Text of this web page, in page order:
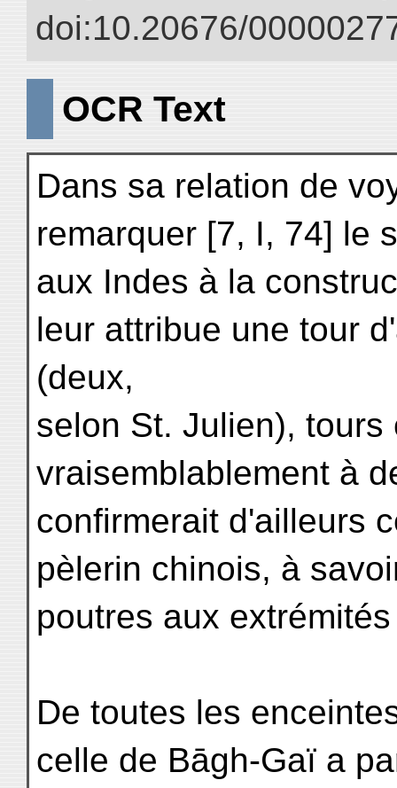
doi:10.20676/
OCR Text
Dans sa relation de
remarquer [7, I, 74] le
aux Indes à la
leur attribue une tour
(deux,
selon St. Julien),
vraisemblablement à
confirmerait d'ailleurs
pèlerin chinois, à
poutres aux
De toutes les
celle de Bāgh-Gaï a